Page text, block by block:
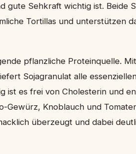
gute Sehkraft wichtig ist. Beide
Tortillas und unterstützen
pflanzliche Proteinquelle.
Sojagranulat alle
ist es frei von Cholesterin und
Gewürz, Knoblauch und
überzeugt und dabei